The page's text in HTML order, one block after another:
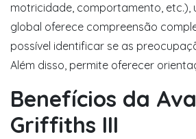
motricidade, comportamento, etc.),
global oferece compreensão
possível identificar se as
Além disso, permite oferecer
Benefícios da
Griffiths III